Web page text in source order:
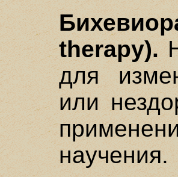
therapy).
для
или
научения.